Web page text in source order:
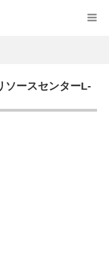
ソースセンターL-